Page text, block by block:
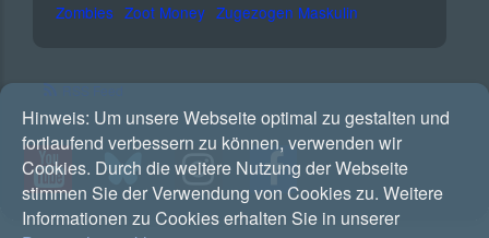
Zombies Zoot Money Zugezogen Maskulin
Hinweis: Um unsere Webseite optimal zu gestalten und
fortlaufend verbessern zu können, verwenden wir
Cookies. Durch die weitere Nutzung der Webseite
stimmen Sie der Verwendung von Cookies zu. Weitere
Informationen zu Cookies erhalten Sie in unserer